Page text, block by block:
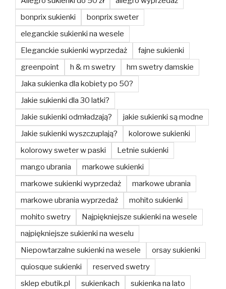
bonprix sukienki
bonprix sweter
eleganckie sukienki na wesele
Eleganckie sukienki wyprzedaż
fajne sukienki
greenpoint
h & m swetry
hm swetry damskie
Jaka sukienka dla kobiety po 50?
Jakie sukienki dla 30 latki?
Jakie sukienki odmładzają?
jakie sukienki są modne
Jakie sukienki wyszczuplają?
kolorowe sukienki
kolorowy sweter w paski
Letnie sukienki
mango ubrania
markowe sukienki
markowe sukienki wyprzedaż
markowe ubrania
markowe ubrania wyprzedaż
mohito sukienki
mohito swetry
Najpiękniejsze sukienki na wesele
najpiękniejsze sukienki na weselu
Niepowtarzalne sukienki na wesele
orsay sukienki
quiosque sukienki
reserved swetry
sklep ebutik.pl
sukienkach
sukienka na lato